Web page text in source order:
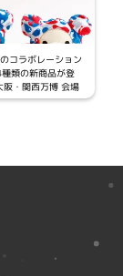
コラボレーション
類の新商品が登
・関西万博 会場
ストア 東ゲート